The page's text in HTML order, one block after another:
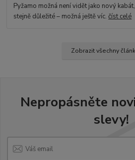
Pyžamo možná není vidět jako nový
stejně důležité – možná ještě víc.číst celé
Zobrazit všechny
Nepropásněte
slevy!